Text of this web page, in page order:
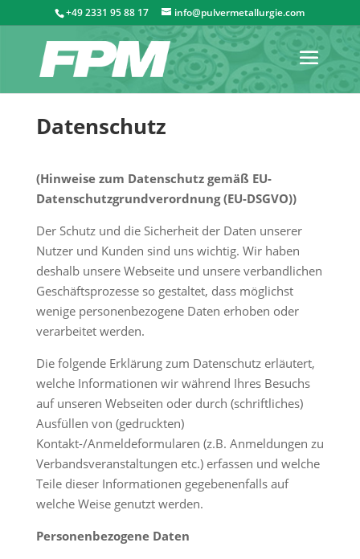
+49 2331 95 88 17 info@pulvermetallurgie.com
Datenschutz
(Hinweise zum Datenschutz gemäß EU-
Datenschutzgrundverordnung (EU-DSGVO))
Der Schutz und die Sicherheit der Daten unserer
Nutzer und Kunden sind uns wichtig. Wir haben
deshalb unsere Webseite und unsere verbandlichen
Geschäftsprozesse so gestaltet, dass möglichst
wenige personenbezogene Daten erhoben oder
verarbeitet werden.
Die folgende Erklärung zum Datenschutz erläutert,
welche Informationen wir während Ihres Besuchs
auf unseren Webseiten oder durch (schriftliches)
Ausfüllen von (gedruckten)
Kontakt-/Anmeldeformularen (z.B. Anmeldungen zu
Verbandsveranstaltungen etc.) erfassen und welche
Teile dieser Informationen gegebenenfalls auf
welche Weise genutzt werden.
Personenbezogene Daten